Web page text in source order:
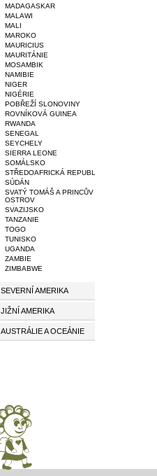
MADAGASKAR
MALAWI
MALI
MAROKO
MAURICIUS
MAURITÁNIE
MOSAMBIK
NAMIBIE
NIGER
NIGÉRIE
POBŘEŽÍ SLONOVINY
ROVNÍKOVÁ GUINEA
RWANDA
SENEGAL
SEYCHELY
SIERRA LEONE
SOMÁLSKO
STŘEDOAFRICKÁ REPUBLIKA
SÚDÁN
SVATÝ TOMÁŠ A PRINCŮV
OSTROV
SVAZIJSKO
TANZANIE
TOGO
TUNISKO
UGANDA
ZAMBIE
ZIMBABWE
SEVERNÍ AMERIKA
JIŽNÍ AMERIKA
AUSTRÁLIE A OCEÁNIE